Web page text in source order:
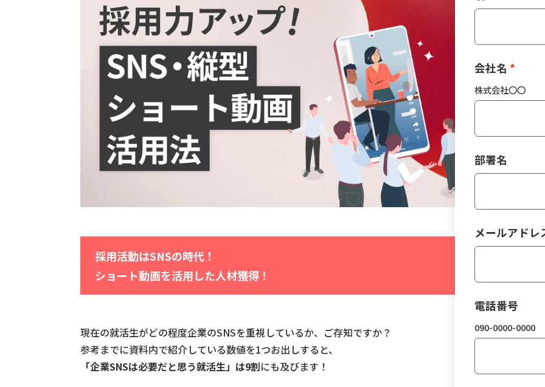
採用活動はSNSの時代！
ショート動画を活用した人材獲得！
現在の就活生がどの程度企業のSNSを重視しているか、ご存知ですか？
参考までに資料内で紹介している数値を1つお出しすると、
「企業SNSは必要だと思う就活生」は9割にも及びます！
会社名
株式会社〇〇
部署名
メールアドレ
電話番号
090-0000-0000